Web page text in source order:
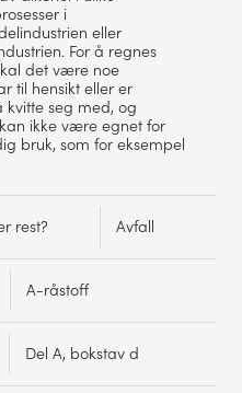
i
eller
For å regnes
det være noe
til hensikt eller er
kvitte seg med, og
ikke være egnet for
bruk, som for eksempel
rest? Avfall
A-råstoff
Del A, bokstav d